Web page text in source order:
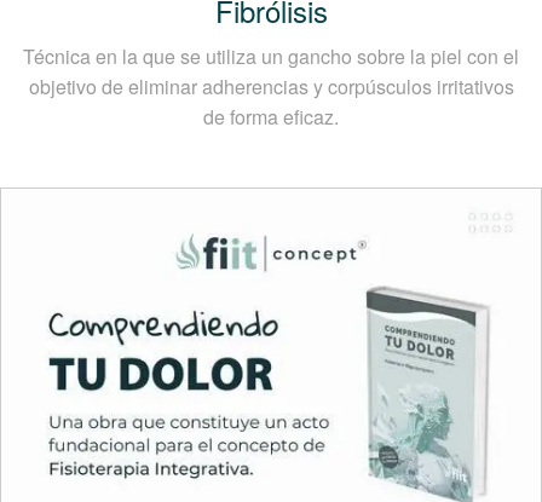
Fibrólisis
Técnica en la que se utiliza un gancho sobre la piel con el
objetivo de eliminar adherencias y corpúsculos irritativos
de forma eficaz.